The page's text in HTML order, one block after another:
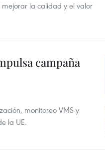
mejorar la calidad y el valor
campaña
monitoreo VMS y
la UE.